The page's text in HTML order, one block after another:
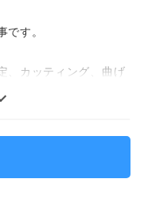
ω・）ノ
です。
、カッティング、曲げ